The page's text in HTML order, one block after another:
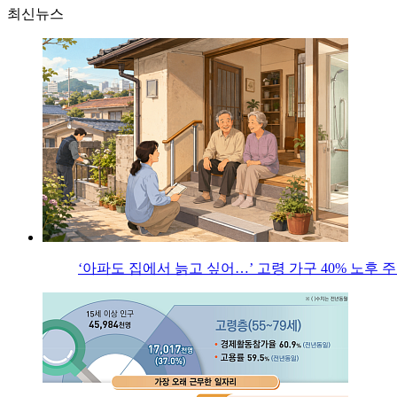
최신뉴스
‘아파도 집에서 늙고 싶어…’ 고령 가구 40% 노후